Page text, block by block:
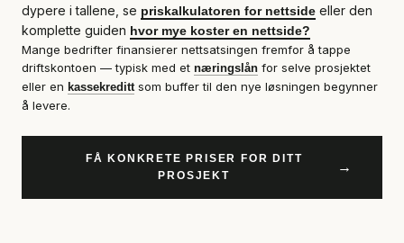
dypere i tallene, se priskalkulatoren for nettside eller den
komplette guiden hvor mye koster en nettside?
Mange bedrifter finansierer nettsatsingen fremfor å tappe
driftskontoen — typisk med et næringslån for selve prosjektet
eller en kassekreditt som buffer til den nye løsningen begynner
å levere.
FÅ KONKRETE PRISER FOR DITT
PROSJEKT
→